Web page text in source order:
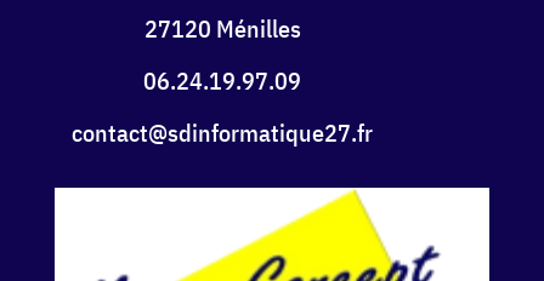
27120 Ménilles
06.24.19.97.09
contact@sdinformatique27.fr